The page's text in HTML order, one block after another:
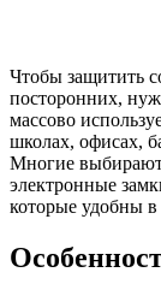
Чтобы защитить
посторонних,
массово
школах, офисах,
Многие выбирают
электронные
которые удобны